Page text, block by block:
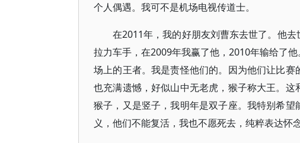
个人偶遇。我可不是机场电视传道士。
在2011年，我的好朋友刘曹东去世了。他
拉力车手，在2009年我赢了他，2010年输给了
场上的王者。我是责怪他们的。因为他们让比
也充满遗憾，好似山中无老虎，猴子称大王。
猴子，又是竖子，我明年是双子座。我特别希
义，他们不能复活，我也不愿死去，纯粹表达怀念